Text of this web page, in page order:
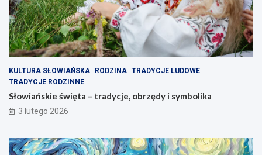
KULTURA SŁOWIAŃSKA RODZINA TRADYCJE LUDOWE
TRADYCJE RODZINNE
Słowiańskie święta – tradycje, obrzędy i symbolika
3 lutego 2026